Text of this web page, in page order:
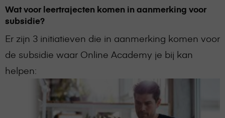
Wat voor leertrajecten komen in aanmerking voor
subsidie?
Er zijn 3 initiatieven die in aanmerking komen voor
de subsidie waar Online Academy je bij kan
helpen: